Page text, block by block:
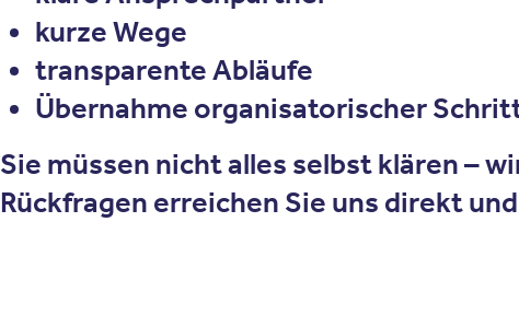
kurze Wege
transparente Abläufe
Übernahme organisatorischer
Sie müssen nicht alles selbst klären –
Rückfragen erreichen Sie uns direkt